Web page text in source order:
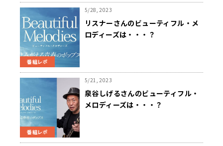
番組レポ
5/28, 2023
リスナーさんのビューティフル・メ
ロディーズは・・・？
番組レポ
5/21, 2023
泉谷しげるさんのビューティフル・
メロディーズは・・・？